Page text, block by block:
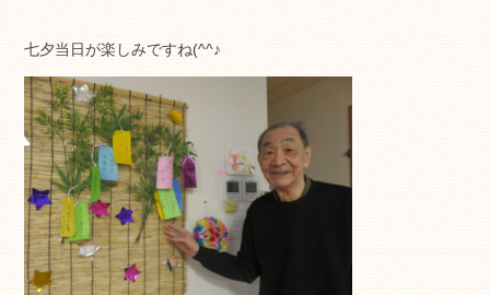
七夕当日が楽しみですね(^^♪